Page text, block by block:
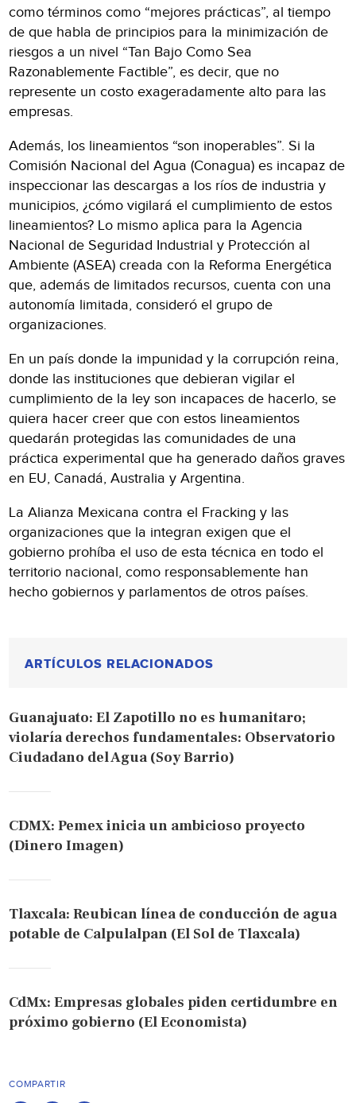
como términos como “mejores prácticas”, al tiempo
de que habla de principios para la minimización de
riesgos a un nivel “Tan Bajo Como Sea
Razonablemente Factible”, es decir, que no
represente un costo exageradamente alto para las
empresas.
Además, los lineamientos “son inoperables”. Si la
Comisión Nacional del Agua (Conagua) es incapaz de
inspeccionar las descargas a los ríos de industria y
municipios, ¿cómo vigilará el cumplimiento de estos
lineamientos? Lo mismo aplica para la Agencia
Nacional de Seguridad Industrial y Protección al
Ambiente (ASEA) creada con la Reforma Energética
que, además de limitados recursos, cuenta con una
autonomía limitada, consideró el grupo de
organizaciones.
En un país donde la impunidad y la corrupción reina,
donde las instituciones que debieran vigilar el
cumplimiento de la ley son incapaces de hacerlo, se
quiera hacer creer que con estos lineamientos
quedarán protegidas las comunidades de una
práctica experimental que ha generado daños graves
en EU, Canadá, Australia y Argentina.
La Alianza Mexicana contra el Fracking y las
organizaciones que la integran exigen que el
gobierno prohíba el uso de esta técnica en todo el
territorio nacional, como responsablemente han
hecho gobiernos y parlamentos de otros países.
ARTÍCULOS RELACIONADOS
Guanajuato: El Zapotillo no es humanitaro;
violaría derechos fundamentales: Observatorio
Ciudadano del Agua (Soy Barrio)
CDMX: Pemex inicia un ambicioso proyecto
(Dinero Imagen)
Tlaxcala: Reubican línea de conducción de agua
potable de Calpulalpan (El Sol de Tlaxcala)
CdMx: Empresas globales piden certidumbre en
próximo gobierno (El Economista)
COMPARTIR